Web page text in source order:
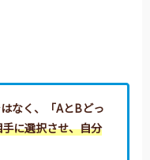
なく、
「AとBどっ
に選択させ、自分